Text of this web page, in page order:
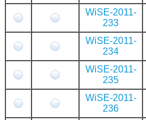
WiSE-2011-
233
WiSE-2011-
234
WiSE-2011-
235
WiSE-2011-
236